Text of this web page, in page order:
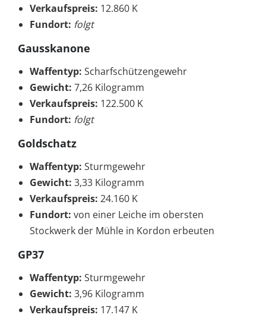
Verkaufspreis: 12.860 K
Fundort: folgt
Gausskanone
Waffentyp: Scharfschützengewehr
Gewicht: 7,26 Kilogramm
Verkaufspreis: 122.500 K
Fundort: folgt
Goldschatz
Waffentyp: Sturmgewehr
Gewicht: 3,33 Kilogramm
Verkaufspreis: 24.160 K
Fundort: von einer Leiche im obersten
Stockwerk der Mühle in Kordon erbeuten
GP37
Waffentyp: Sturmgewehr
Gewicht: 3,96 Kilogramm
Verkaufspreis: 17.147 K